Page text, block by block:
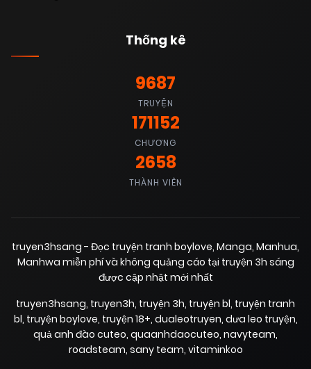
Thống kê
9687
TRUYỆN
171152
CHƯƠNG
2658
THÀNH VIÊN
truyen3hsang - Đọc truyện tranh boylove, Manga, Manhua,
Manhwa miễn phí và không quảng cáo tại truyện 3h sáng
được cập nhật mới nhất
truyen3hsang, truyen3h, truyện 3h, truyện bl, truyện tranh
bl, truyện boylove, truyện 18+, dualeotruyen, dưa leo truyện,
quả anh đào cuteo, quaanhdaocuteo, navyteam,
roadsteam, sany team, vitaminkoo